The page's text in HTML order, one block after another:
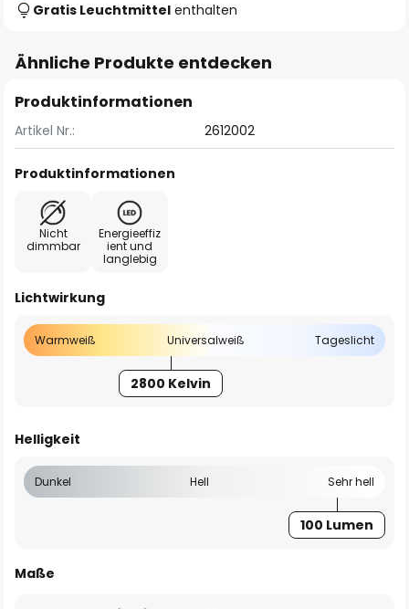
Gratis Leuchtmittel enthalten
Ähnliche Produkte entdecken
Produktinformationen
Artikel Nr.: 2612002
Produktinformationen
Nicht
dimmbar
Energieeffiz
ient und
langlebig
Lichtwirkung
Warmweiß Universalweiß Tageslicht
2800 Kelvin
Helligkeit
Dunkel Hell Sehr hell
100 Lumen
Maße